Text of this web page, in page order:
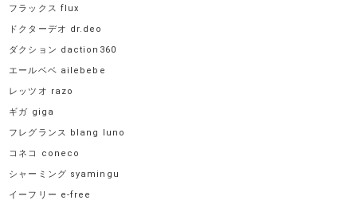
フラックス flux
ドクターデオ dr.deo
ダクション daction360
エールベベ ailebebe
レッツオ razo
ギガ giga
フレグランス blang luno
コネコ coneco
シャーミング syamingu
イーフリー e-free